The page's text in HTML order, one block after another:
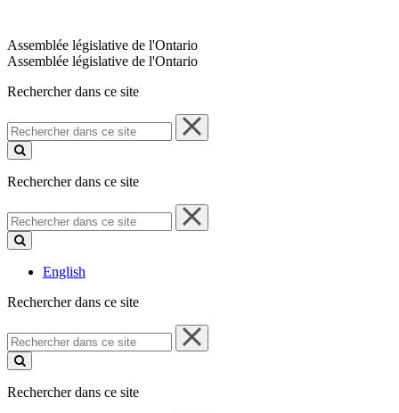
Assemblée législative de l'Ontario
Assemblée législative de l'Ontario
Rechercher dans ce site
Rechercher
dans
ce
Rechercher dans ce site
Rechercher
dans
ce
English
Rechercher dans ce site
Rechercher
dans
ce
Rechercher dans ce site